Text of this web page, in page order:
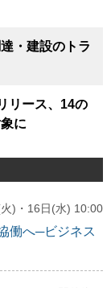
・建設のトラ
リース、14の
に
)・16日(水) 10:00
働へ─ビジネス